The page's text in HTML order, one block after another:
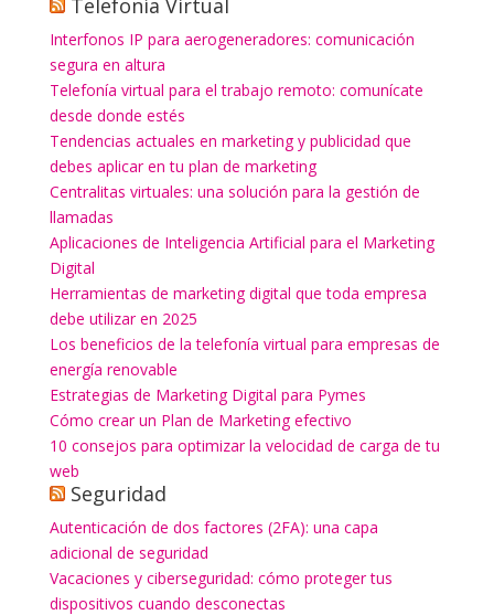
Interfonos IP para aerogeneradores: comunicación
segura en altura
Telefonía virtual para el trabajo remoto: comunícate
desde donde estés
Tendencias actuales en marketing y publicidad que
debes aplicar en tu plan de marketing
Centralitas virtuales: una solución para la gestión de
llamadas
Aplicaciones de Inteligencia Artificial para el Marketing
Digital
Herramientas de marketing digital que toda empresa
debe utilizar en 2025
Los beneficios de la telefonía virtual para empresas de
energía renovable
Estrategias de Marketing Digital para Pymes
Cómo crear un Plan de Marketing efectivo
10 consejos para optimizar la velocidad de carga de tu
web
Seguridad
Autenticación de dos factores (2FA): una capa
adicional de seguridad
Vacaciones y ciberseguridad: cómo proteger tus
dispositivos cuando desconectas